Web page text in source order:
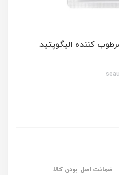
کننده الیگوپتید
ضمانت اصل بودن کالا